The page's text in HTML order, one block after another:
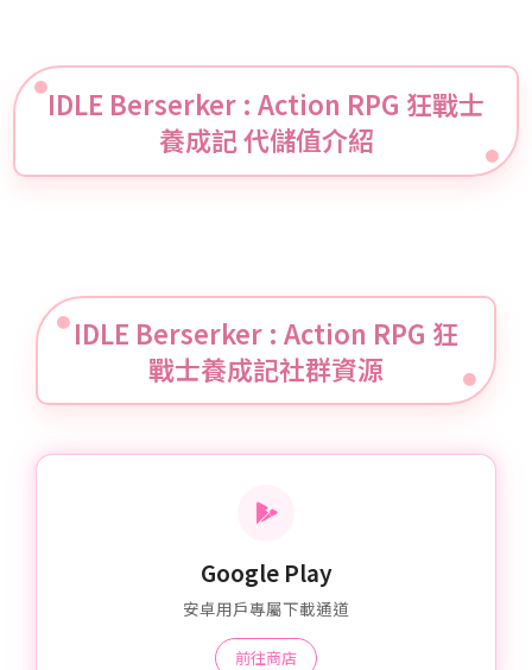
IDLE Berserker : Action RPG 狂戰士
養成記 代儲值介紹
IDLE Berserker : Action RPG 狂
戰士養成記社群資源
Google Play
安卓用戶專屬下載通道
前往商店